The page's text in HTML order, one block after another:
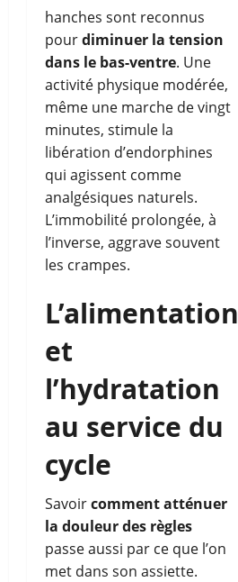
hanches sont reconnus
pourdiminuer la tension
dans le bas-ventre. Une
activité physique modérée,
même une marche de vingt
minutes, stimule la
libération d’endorphines
qui agissent comme
analgésiques naturels.
L’immobilité prolongée, à
l’inverse, aggrave souvent
les crampes.
L’alimentation
et
l’hydratation
au service du
cycle
Savoircomment atténuer
la douleur des règles
passe aussi par ce que l’on
met dans son assiette.